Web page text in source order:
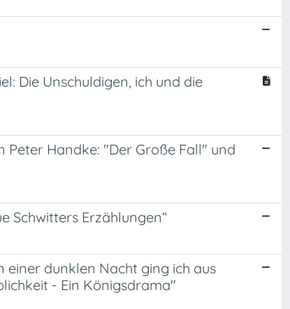
Die Unschuldigen, ich und die
Handke: "Der Große Fall" und
Schwitters Erzählungen“
einer dunklen Nacht ging ich aus
- Ein Königsdrama"